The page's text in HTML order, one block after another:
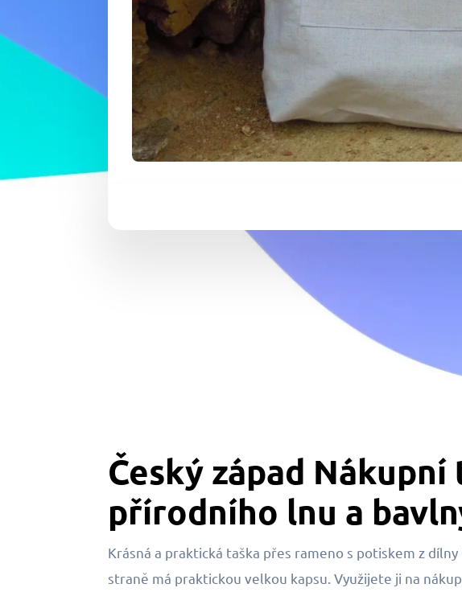
Český západ
přírodního lnu a
Krásná a praktická taška přes rameno s potiskem z
straně má praktickou velkou kapsu. Využijete ji na